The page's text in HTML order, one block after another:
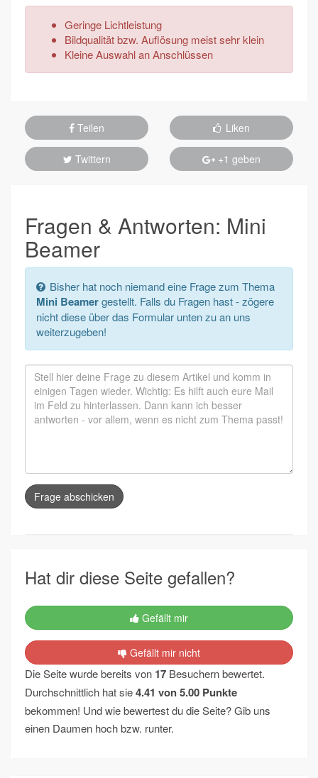
Geringe Lichtleistung
Bildqualität bzw. Auflösung meist sehr klein
Kleine Auswahl an Anschlüssen
Teilen Liken
Twittern +1 geben
Fragen & Antworten: Mini
Beamer
Bisher hat noch niemand eine Frage zum Thema
Mini Beamergestellt. Falls du Fragen hast - zögere
nicht diese über das Formular unten zu an uns
weiterzugeben!
Frage abschicken
Hat dir diese Seite gefallen?
Gefällt mir
Gefällt mir nicht
Die Seite wurde bereits von 17 Besuchern bewertet.
Durchschnittlich hat sie4.41 von5.00 Punkte
bekommen! Und wie bewertest du die Seite? Gib uns
einen Daumen hoch bzw. runter.